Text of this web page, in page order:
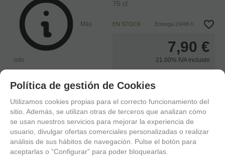
Más
info
Recomendar
75 cl
EN STOCK Entrega 24/48 h
7,90 €
21.00% IVA incluido
-
AÑADIR A CESTA
Familias relacionadas
Política de gestión de Cookies
Utilizamos cookies propias para el correcto funcionamiento del
sitio. Además, se utilizan otras de terceros que analizan cómo
se usan nuestros servicios para mejorar la experiencia de
usuario, divulgar ofertas comerciales personalizadas o realizar
análisis de sus hábitos de navegación. Pulse el botón para
aceptarlas o “Configurar” para poder bloquearlas.